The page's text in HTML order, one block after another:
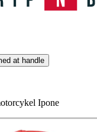
at handle
Ipone